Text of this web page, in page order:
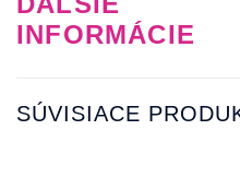
INFORMÁCIE
SÚVISIACE